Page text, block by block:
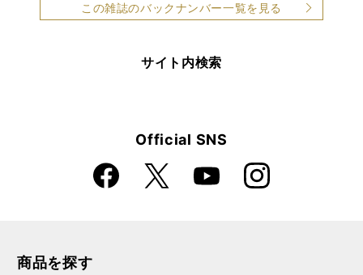
この雑誌のバックナンバー一覧を見る
サイト内検索
Official SNS
Faceboo
k
X YouTube Instagra
m
商品を探す